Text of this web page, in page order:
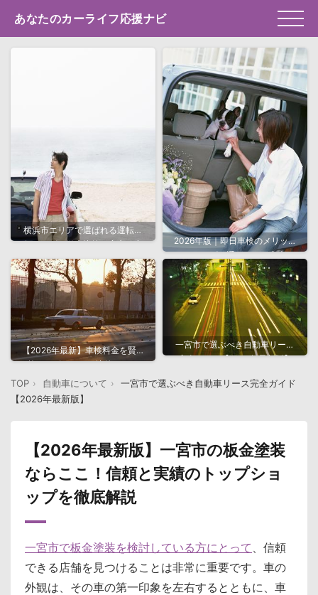
あなたのカーライフ応援ナビ
横浜市エリアで選ばれる運転代
行サービス徹底比較！安心・安
全な移動を実現するポイントと
は
2026年版｜即日車検のメリット
とスムーズに通すための完全ガ
イド
【2026年最新】車検料金を賢く
抑えるポイントと比較ガイド
一宮市で選ぶべき自動車リース
完全ガイド【2026年最新版】
TOP 自動車について
一宮市で選ぶべき自動車リース完全ガイド
【2026年最新版】
【2026年最新版】一宮市の板金塗装
ならここ！信頼と実績のトップショ
ップを徹底解説
一宮市で板金塗装を検討している方にとって 、信頼
できる店舗を見つけることは非常に重要です。車の
外観は、その車の第一印象を左右するとともに、車